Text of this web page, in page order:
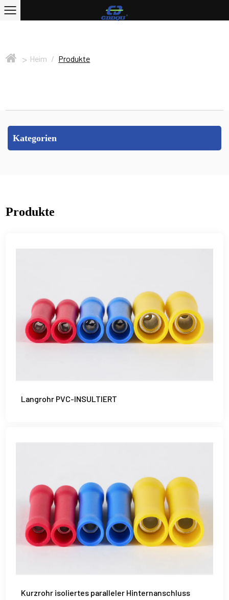
> Heim / Produkte
Kategorien
Produkte
Langrohr PVC-INSULTIERT
Kurzrohr isoliertes paralleler Hinternanschluss